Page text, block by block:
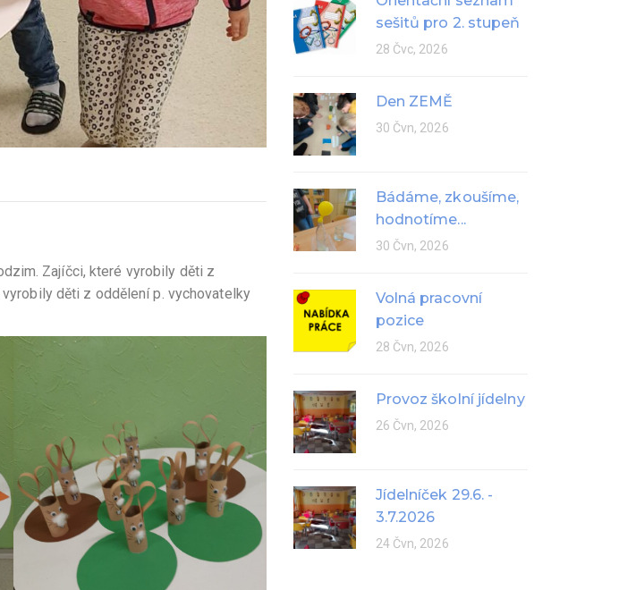
Zajíčci, které vyrobily děti z
děti z oddělení p. vychovatelky
sešitů pro 2. stupeň
28 Čvc, 2026
Den ZEMĚ
30 Čvn, 2026
Bádáme, zkoušíme,
hodnotíme...
30 Čvn, 2026
Volná pracovní
pozice
28 Čvn, 2026
Provoz školní jídelny
26 Čvn, 2026
Jídelníček 29.6. -
3.7.2026
24 Čvn, 2026